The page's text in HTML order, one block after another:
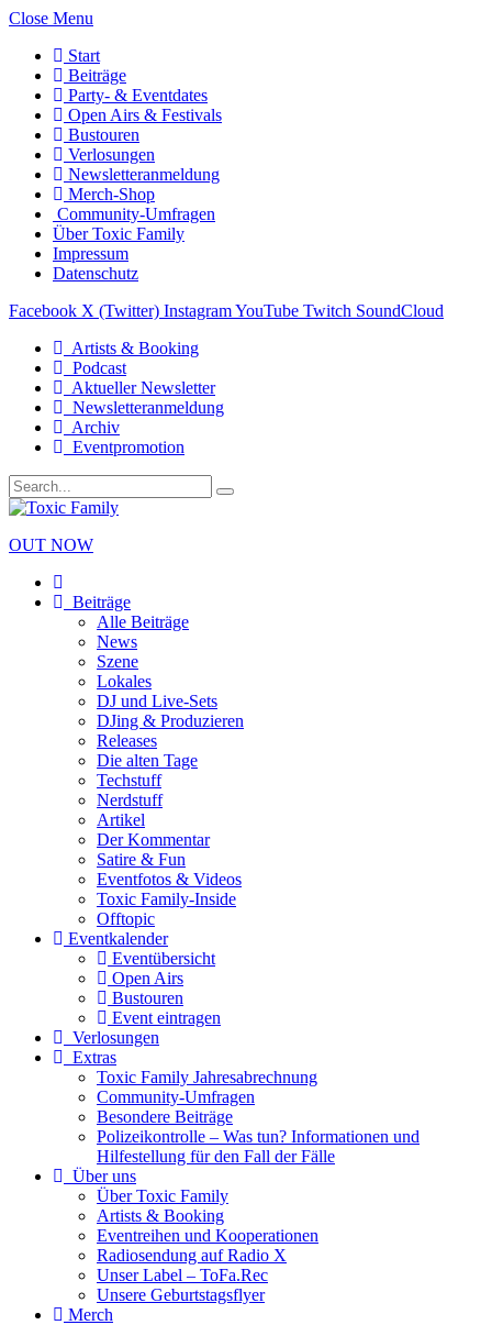
Close Menu
Start
Beiträge
Party- & Eventdates
Open Airs & Festivals
Bustouren
Verlosungen
Newsletteranmeldung
Merch-Shop
Community-Umfragen
Über Toxic Family
Impressum
Datenschutz
Facebook X (Twitter) InstagramYouTube Twitch SoundCloud
Artists & Booking
Podcast
Aktueller Newsletter
Newsletteranmeldung
Archiv
Eventpromotion
OUT NOW
Beiträge
Alle Beiträge
News
Szene
Lokales
DJ und Live-Sets
DJing & Produzieren
Releases
Die alten Tage
Techstuff
Nerdstuff
Artikel
Der Kommentar
Satire & Fun
Eventfotos & Videos
Toxic Family-Inside
Offtopic
Eventkalender
Eventübersicht
Open Airs
Bustouren
Event eintragen
Verlosungen
Extras
Toxic Family Jahresabrechnung
Community-Umfragen
Besondere Beiträge
Polizeikontrolle – Was tun? Informationen und
Hilfestellung für den Fall der Fälle
Über uns
Über Toxic Family
Artists & Booking
Eventreihen und Kooperationen
Radiosendung auf Radio X
Unser Label – ToFa.Rec
Unsere Geburtstagsflyer
Merch